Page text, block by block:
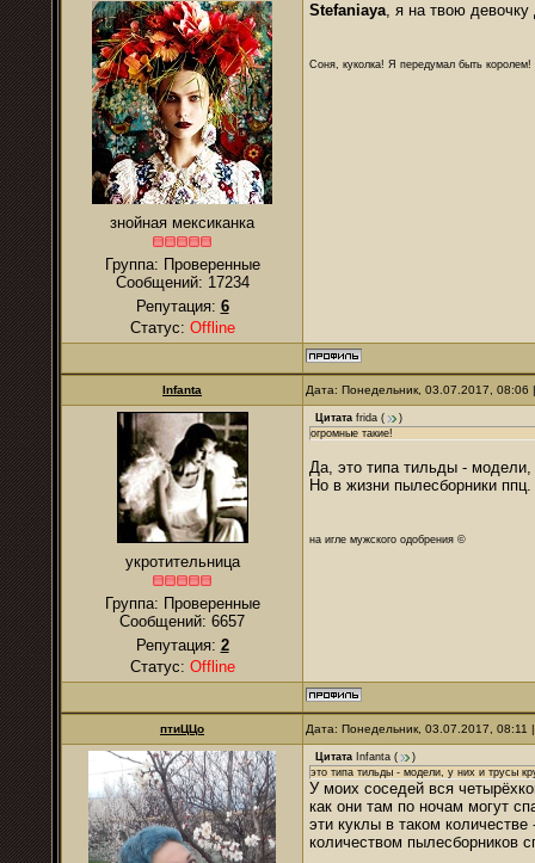
знойная мексиканка
Группа: Проверенные
Сообщений: 17234
Репутация: 6
Статус: Offline
Stefaniaya, я на твою
Соня, куколка! Я передумал быть
Infanta Дата: Понедельник, 03.07.2017,
укротительница
Группа: Проверенные
Сообщений: 6657
Репутация: 2
Статус: Offline
Цитата frida (
)
огромные такие!
Да, это типа тильды -
Но в жизни пылесборники ппц.
на игле мужского одобрения ©
птиЦЦо Дата: Понедельник, 03.07.2017,
Цитата Infanta (
)
это типа тильды - модели, у них и трусы
У моих соседей вся
как они там по ночам могут
эти куклы в таком
количеством пылесборников